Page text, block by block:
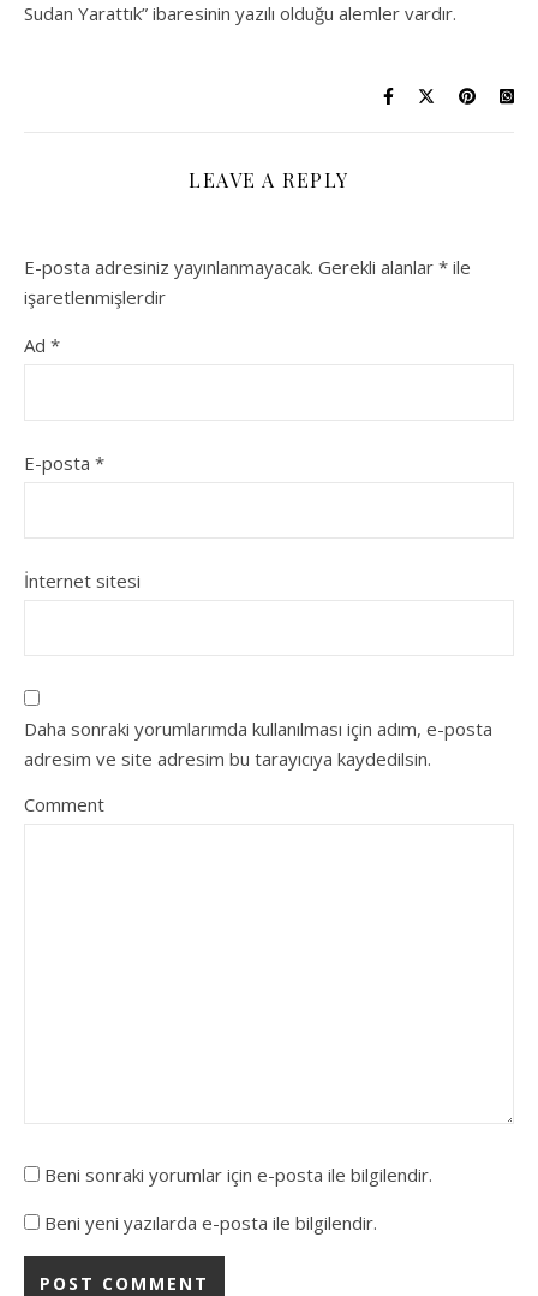
Sudan Yarattık” ibaresinin yazılı olduğu alemler vardır.
LEAVE A REPLY
E-posta adresiniz yayınlanmayacak. Gerekli alanlar * ile
işaretlenmişlerdir
Ad *
E-posta *
İnternet sitesi
Daha sonraki yorumlarımda kullanılması için adım, e-posta
adresim ve site adresim bu tarayıcıya kaydedilsin.
Comment
Beni sonraki yorumlar için e-posta ile bilgilendir.
Beni yeni yazılarda e-posta ile bilgilendir.